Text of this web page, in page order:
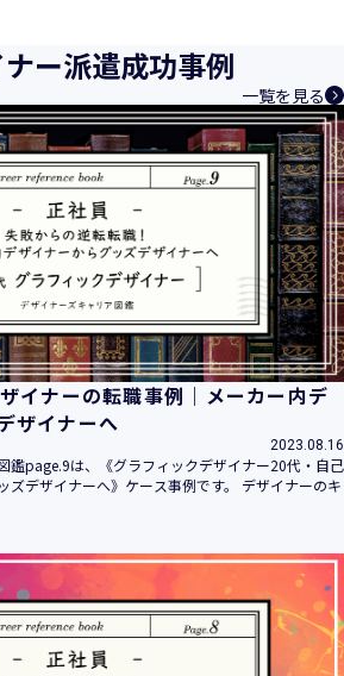
個人情報及び特定個人情報などを、人
材紹介サービス、請負サービス、その
「活躍の場の創造」と「就業の機会の
す。また、従業者の情報及び特定個人
に利用します。これらから当社にとっ
人情報の保護が重大な責務であると同
保護を徹底することは企業の社会的責
。そこで、個人情報保護理念と自ら定
、社会的使命を十分に認識し、本人の
に関する法規制等を遵守致します。
を具現化するための個人情報保護マネ
築し、最新のＩＴ技術の動向、社会的
の変動等を常に認識しながら、その継
げて取り組むことをここに宣言致しま
適切な個人情報の取得・利用及び提供
用目的の達成に必要な範囲を超えた個
ません。また、そのための措置を講じ
いに関する法令、国が定める指針その
す。
えい、滅失、き損などのリスクに対して
策を講じて防止する規程、体制を構築
ていきます。また、万一の際には速や
ー派遣成功事例
一覧を見る
イナーの転職事例｜メーカー内デ
ザイナーへ
2023.08.16
鑑page.9は、《グラフィックデザイナー20代・自己
ズデザイナーへ》ケース事例です。 デザイナーのキ